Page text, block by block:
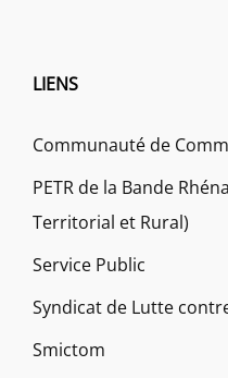
LIENS
Communauté de
PETR de la Bande
Territorial et Rural)
Service Public
Syndicat de Lutte
Smictom